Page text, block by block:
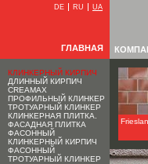
DE RU UA
ГЛАВНАЯ
КЛИНКЕРНЫЙ КИРПИЧ
ДЛИННЫЙ КИРПИЧ
CREAMAX
ПРОФИЛЬНЫЙ КЛИНКЕР
ТРОТУАРНЫЙ КЛИНКЕР
КЛИНКЕРНАЯ ПЛИТКА.
ФАСАДНАЯ ПЛИТКА
ФАСОННЫЙ
КЛИНКЕРНЫЙ КИРПИЧ
ФАСОННЫЙ
ТРОТУАРНЫЙ КЛИНКЕР